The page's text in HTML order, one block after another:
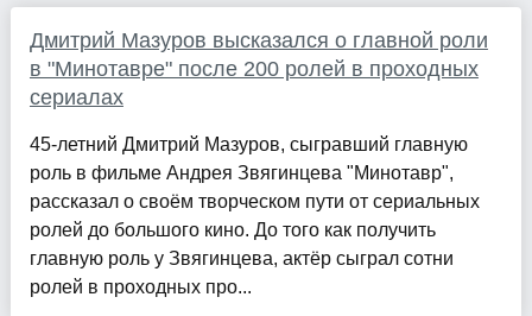
Дмитрий Мазуров высказался о главной роли
в "Минотавре" после 200 ролей в проходных
сериалах
45-летний Дмитрий Мазуров, сыгравший главную
роль в фильме Андрея Звягинцева "Минотавр",
рассказал о своём творческом пути от сериальных
ролей до большого кино. До того как получить
главную роль у Звягинцева, актёр сыграл сотни
ролей в проходных про...